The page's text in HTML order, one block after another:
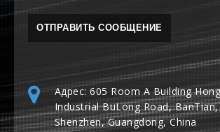
Адрес: 605 Room A Building
Industrial BuLong Road, BanTian,
Shenzhen, Guangdong, China